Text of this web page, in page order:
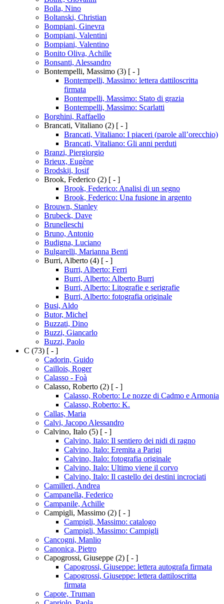
Bolla, Nino
Boltanski, Christian
Bompiani, Ginevra
Bompiani, Valentini
Bompiani, Valentino
Bonito Oliva, Achille
Bonsanti, Alessandro
Bontempelli, Massimo (3) [ - ]
Bontempelli, Massimo: lettera dattiloscritta
firmata
Bontempelli, Massimo: Stato di grazia
Bontempelli, Massimo: Scarlatti
Borghini, Raffaello
Brancati, Vitaliano (2) [ - ]
Brancati, Vitaliano: I piaceri (parole all’orecchio)
Brancati, Vitaliano: Gli anni perduti
Branzi, Piergiorgio
Brieux, Eugène
Brodskij, Iosif
Brook, Federico (2) [ - ]
Brook, Federico: Analisi di un segno
Brook, Federico: Una fusione in argento
Brouwn, Stanley
Brubeck, Dave
Brunelleschi
Bruno, Antonio
Budigna, Luciano
Bulgarelli, Marianna Benti
Burri, Alberto (4) [ - ]
Burri, Alberto: Ferri
Burri, Alberto: Alberto Burri
Burri, Alberto: Litografie e serigrafie
Burri, Alberto: fotografia originale
Busi, Aldo
Butor, Michel
Buzzati, Dino
Buzzi, Giancarlo
Buzzi, Paolo
C (73) [ - ]
Cadorin, Guido
Caillois, Roger
Calasso - Foà
Calasso, Roberto (2) [ - ]
Calasso, Roberto: Le nozze di Cadmo e Armonia
Calasso, Roberto: K.
Callas, Maria
Calvi, Jacopo Alessandro
Calvino, Italo (5) [ - ]
Calvino, Italo: Il sentiero dei nidi di ragno
Calvino, Italo: Eremita a Parigi
Calvino, Italo: fotografia originale
Calvino, Italo: Ultimo viene il corvo
Calvino, Italo: Il castello dei destini incrociati
Camilleri, Andrea
Campanella, Federico
Campanile, Achille
Campigli, Massimo (2) [ - ]
Campigli, Massimo: catalogo
Campigli, Massimo: Campigli
Cancogni, Manlio
Canonica, Pietro
Capogrossi, Giuseppe (2) [ - ]
Capogrossi, Giuseppe: lettera autografa firmata
Capogrossi, Giuseppe: lettera dattiloscritta
firmata
Capote, Truman